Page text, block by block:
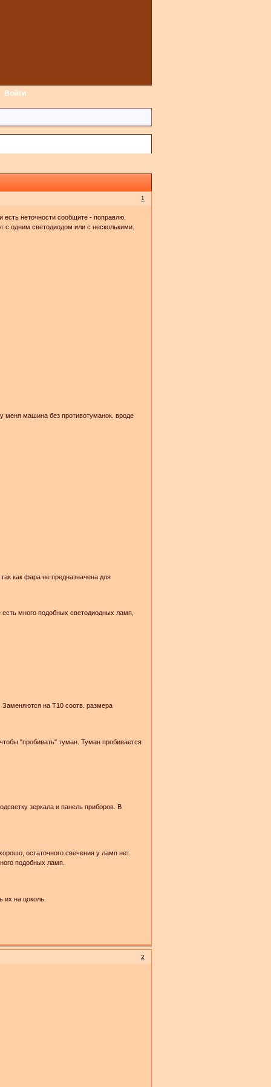
Войти
1
неточности сообщите - поправлю.
с одним светодиодом или с несколькими.
меня машина без противотуманок. вроде
как фара не предназначена для
много подобных светодиодных ламп,
на T10 соотв. размера
"пробивать" туман. Туман пробивается
зеркала и панель приборов. В
остаточного свечения у ламп нет.
подобных ламп.
их на цоколь.
2